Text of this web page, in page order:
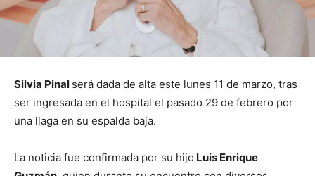
Silvia Pinal será dada de alta este lunes 11 de marzo, tras
ser ingresada en el hospital el pasado 29 de febrero por
una llaga en su espalda baja.
La noticia fue confirmada por su hijo Luis Enrique